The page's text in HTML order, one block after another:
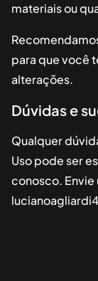
materiais ou
para que você
alterações.
Dúvidas e
Qualquer
Uso pode ser
conosco.